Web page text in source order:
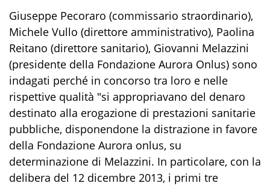
Giuseppe Pecoraro (commissario straordinario),
Michele Vullo (direttore amministrativo), Paolina
Reitano (direttore sanitario), Giovanni Melazzini
(presidente della Fondazione Aurora Onlus) sono
indagati perché in concorso tra loro e nelle
rispettive qualità "si appropriavano del denaro
destinato alla erogazione di prestazioni sanitarie
pubbliche, disponendone la distrazione in favore
della Fondazione Aurora onlus, su
determinazione di Melazzini. In particolare, con la
delibera del 12 dicembre 2013, i primi tre